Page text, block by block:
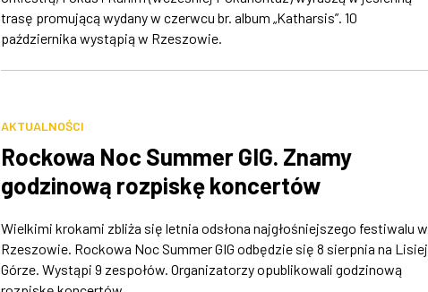
trasę promującą wydany w czerwcu br. album „Katharsis”. 10
października wystąpią w Rzeszowie.
AKTUALNOŚCI
Rockowa Noc Summer GIG. Znamy
godzinową rozpiskę koncertów
Wielkimi krokami zbliża się letnia odsłona najgłośniejszego festiwalu w
Rzeszowie. Rockowa Noc Summer GIG odbędzie się 8 sierpnia na Lisiej
Górze. Wystąpi 9 zespołów. Organizatorzy opublikowali godzinową